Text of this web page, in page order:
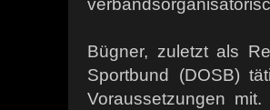
Bügner, zuletzt als
Sportbund (DOSB)
Voraussetzungen